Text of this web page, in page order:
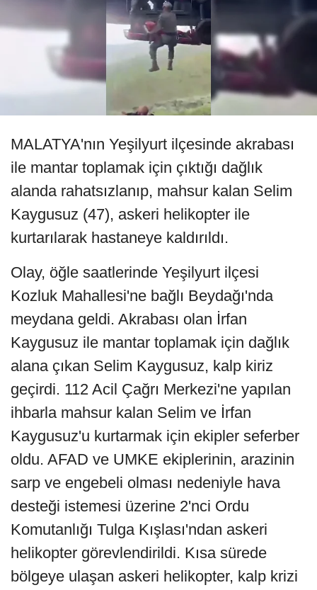
MALATYA'nın Yeşilyurt ilçesinde akrabası
ile mantar toplamak için çıktığı dağlık
alanda rahatsızlanıp, mahsur kalan Selim
Kaygusuz (47), askeri helikopter ile
kurtarılarak hastaneye kaldırıldı.
Olay, öğle saatlerinde Yeşilyurt ilçesi
Kozluk Mahallesi'ne bağlı Beydağı'nda
meydana geldi. Akrabası olan İrfan
Kaygusuz ile mantar toplamak için dağlık
alana çıkan Selim Kaygusuz, kalp kiriz
geçirdi. 112 Acil Çağrı Merkezi'ne yapılan
ihbarla mahsur kalan Selim ve İrfan
Kaygusuz'u kurtarmak için ekipler seferber
oldu. AFAD ve UMKE ekiplerinin, arazinin
sarp ve engebeli olması nedeniyle hava
desteği istemesi üzerine 2'nci Ordu
Komutanlığı Tulga Kışlası'ndan askeri
helikopter görevlendirildi. Kısa sürede
bölgeye ulaşan askeri helikopter, kalp krizi